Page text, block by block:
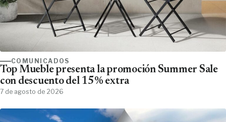
COMUNICADOS
Top Mueble presenta la promoción Summer Sale
con descuento del 15% extra
7 de agosto de 2026